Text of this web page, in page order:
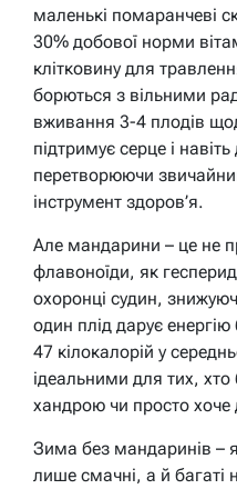
маленькі помаранчеві
30% добової норми
клітковину для
борються з вільними
вживання 3-4 плодів
підтримує серце і
перетворюючи
інструмент здоров’я.
Але мандарини – це не
флавоноїди, як
охоронці судин,
один плід дарує
47 кілокалорій у
ідеальними для тих,
хандрою чи просто хоче
Зима без мандаринів –
лише смачні, а й багаті